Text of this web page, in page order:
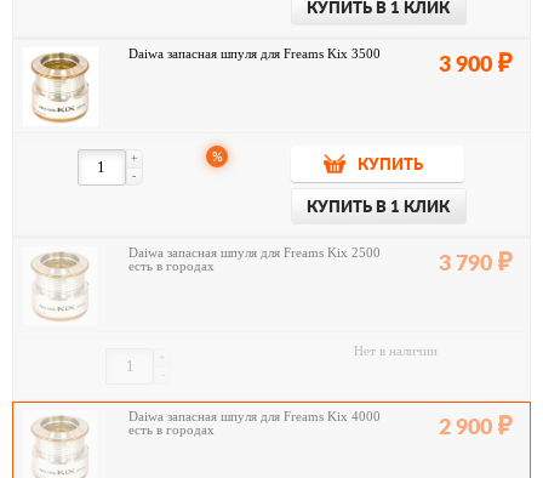
КУПИТЬ В 1 КЛИК
Daiwa запасная шпуля для Freams Kix 3500
3 900
-
+ %
КУПИТЬ
КУПИТЬ В 1 КЛИК
Daiwa запасная шпуля для Freams Kix 2500
есть в городах
3 790
-
+ Нет в наличии
Daiwa запасная шпуля для Freams Kix 4000
есть в городах
2 900